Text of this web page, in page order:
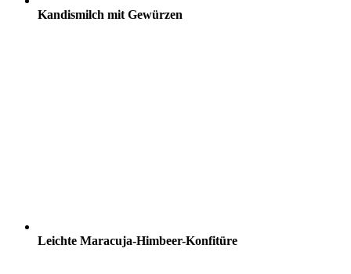
Kandismilch mit Gewürzen
Leichte Maracuja-Himbeer-Konfitüre